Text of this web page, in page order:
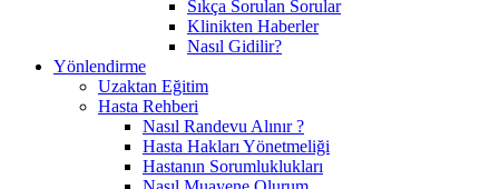
Sıkça Sorulan Sorular
Klinikten Haberler
Nasıl Gidilir?
Yönlendirme
Uzaktan Eğitim
Hasta Rehberi
Nasıl Randevu Alınır ?
Hasta Hakları Yönetmeliği
Hastanın Sorumluklukları